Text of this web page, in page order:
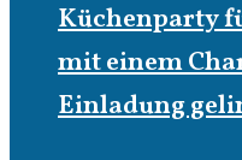
Küchenparty
mit einem
Einladung